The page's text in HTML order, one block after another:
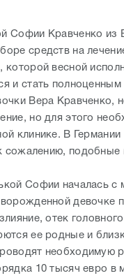
Софии Кравченко из
средств на
весной
и стать
Вера Кравченко,
но для этого
клинике. В
сожалению, подобные
Софии началась с
девочке
отек
ее родные и
необходимую
10 тысяч евро в